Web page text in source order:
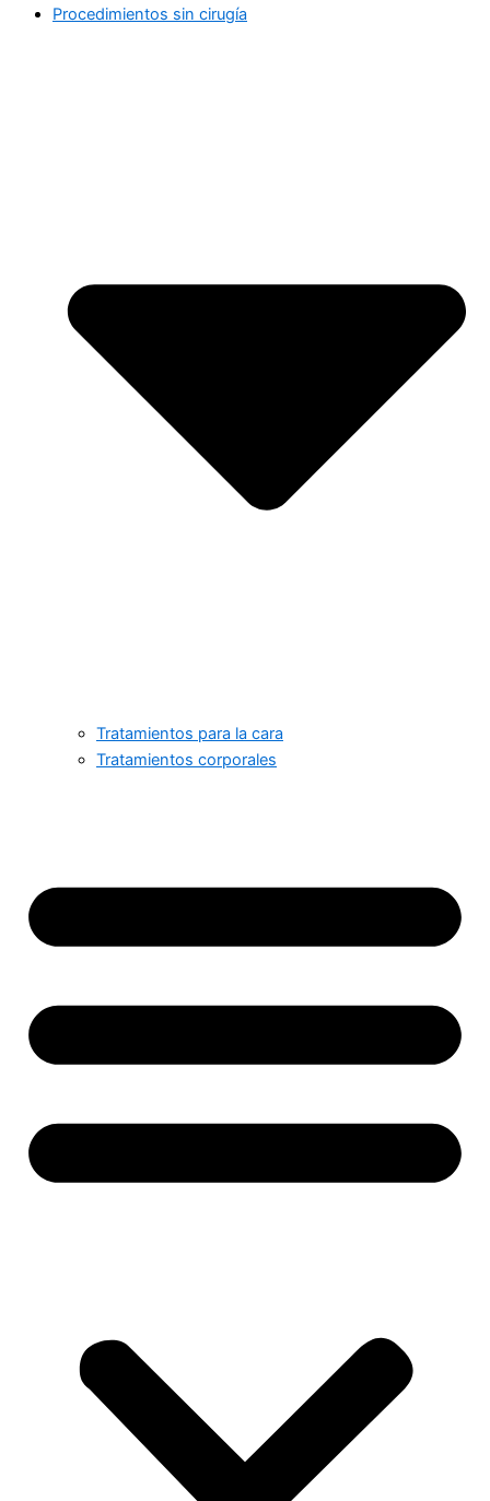
Procedimientos sin cirugía
Tratamientos para la cara
Tratamientos corporales